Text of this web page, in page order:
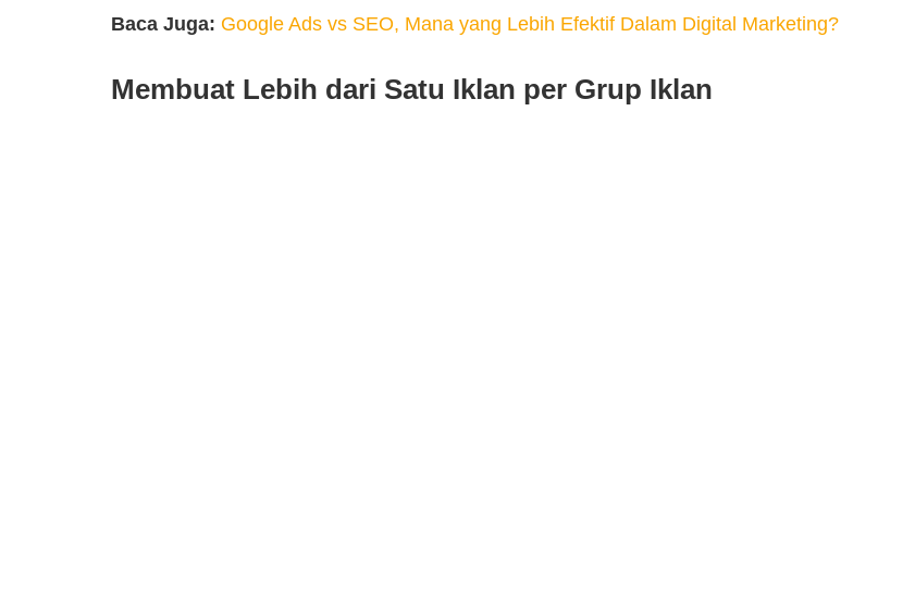
Baca Juga: Google Ads vs SEO, Mana yang Lebih Efektif Dalam Digital Marketing?
Membuat Lebih dari Satu Iklan per Grup Iklan